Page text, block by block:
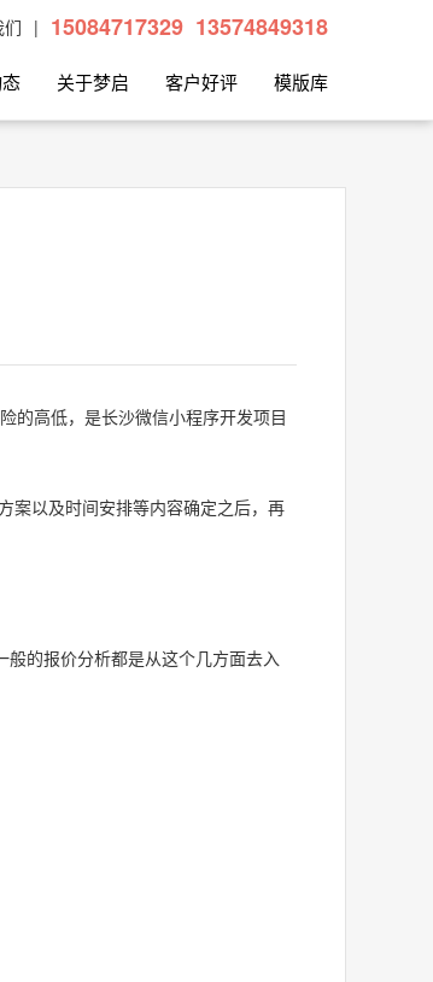
| 15084717329 13574849318
关于梦启 客户好评 模版库
的高低，是长沙微信小程序开发项目
案以及时间安排等内容确定之后，再
的报价分析都是从这个几方面去入